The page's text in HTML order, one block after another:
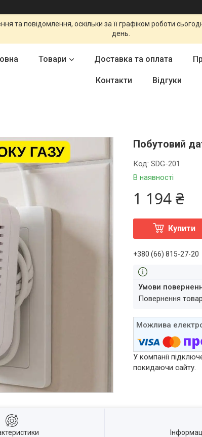
та повідомлення, оскільки за її графіком роботи
день.
Товари Доставка та оплата
Контакти Відгуки
Побутовий
В наявності
Код:SDG-201
1 194 ₴
Купити
+380 (66) 815-27-20
повернення
У компанії
покидаючи сайту.